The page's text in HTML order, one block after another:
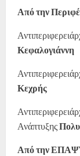
Από την
Κεφαλογιάννη
Κεχρής
Ανάπτυξης
Από την